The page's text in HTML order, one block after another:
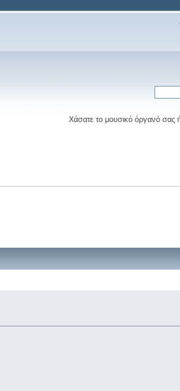
Χάσατε το μουσικό όργανό σας